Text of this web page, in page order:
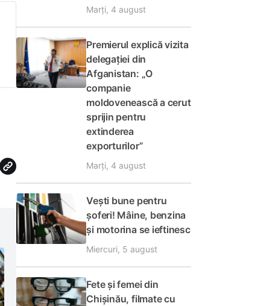
Marți, 4 august
Premierul explică vizita
delegației din
Afganistan: „O
companie
moldovenească a cerut
sprijin pentru
extinderea
exporturilor”
Marți, 4 august
Vești bune pentru
șoferi! Mâine, benzina
și motorina se ieftinesc
Miercuri, 5 august
Fete și femei din
Chișinău, filmate cu